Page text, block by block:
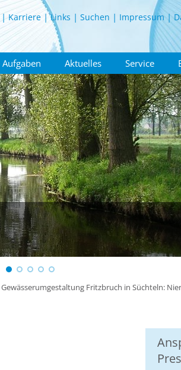
Karriere Links Suchen Impressum
Aktuelles Service
Gewässerumgestaltung Fritzbruch in Süchteln: